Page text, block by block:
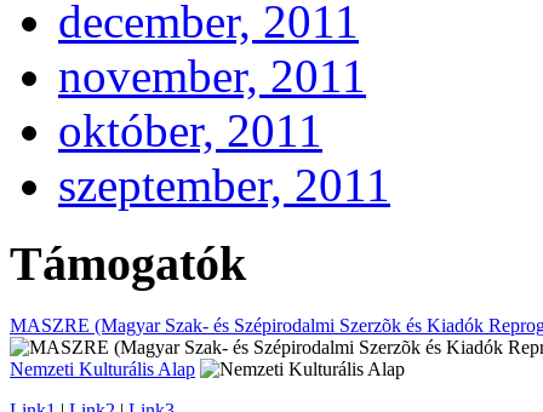
december, 2011
november, 2011
október, 2011
szeptember, 2011
Támogatók
MASZRE (Magyar Szak- és Szépirodalmi Szerzõk és Kiadók
Nemzeti Kulturális Alap